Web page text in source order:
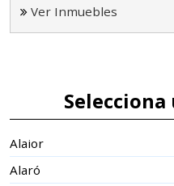
Ver Inmuebles
Alaior
Alaró